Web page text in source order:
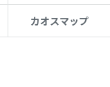
カオスマップ